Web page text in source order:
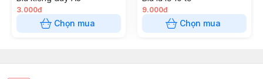
3.000đ
Chọn mua
9.000đ
Chọn mua